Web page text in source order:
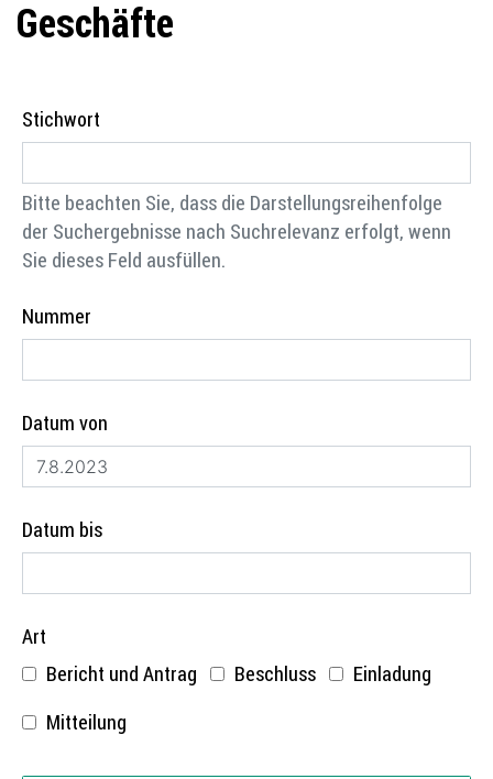
Geschäfte
Stichwort
Bitte beachten Sie, dass die Darstellungsreihenfolge
der Suchergebnisse nach Suchrelevanz erfolgt, wenn
Sie dieses Feld ausfüllen.
Nummer
Datum von
Datum bis
Art
Bericht und Antrag
Beschluss
Einladung
Mitteilung